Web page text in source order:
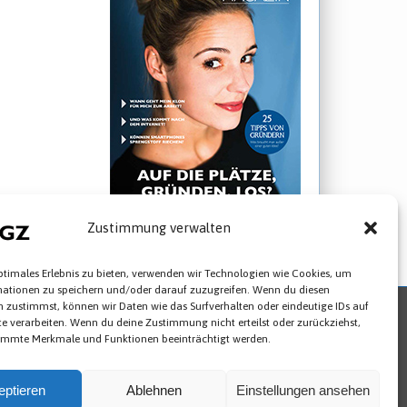
Zustimmung verwalten
Erlebnis zu bieten, verwenden wir Technologien wie Cookies, um
zu speichern und/oder darauf zuzugreifen. Wenn du diesen
zustimmst, können wir Daten wie das Surfverhalten oder eindeutige IDs auf
verarbeiten. Wenn du deine Zustimmung nicht erteilst oder zurückziehst,
Merkmale und Funktionen beeinträchtigt werden.
Ablehnen Einstellungen ansehen
25 Jahre TGZ
Newsletter abbestellen Cookies
0